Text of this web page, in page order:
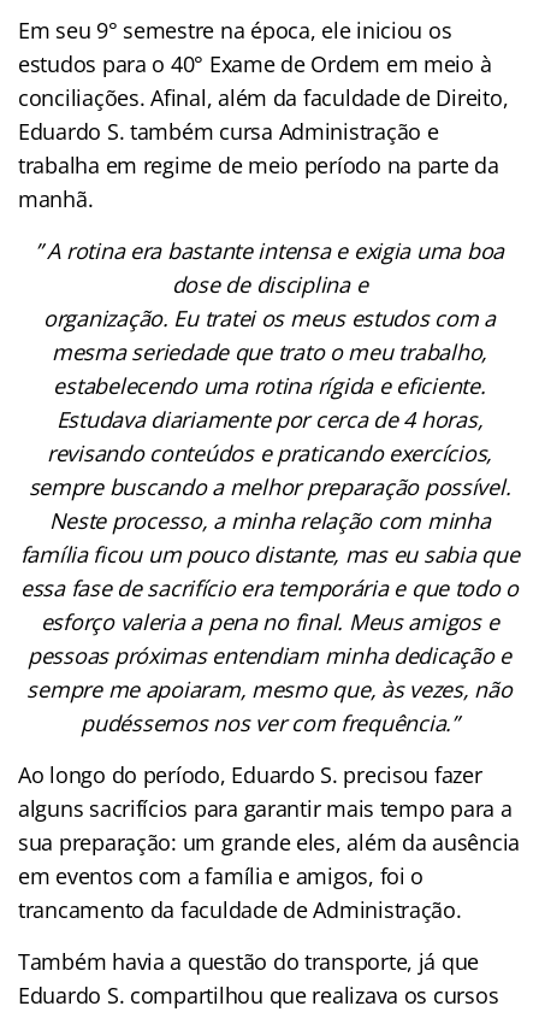
Em seu 9° semestre na época, ele iniciou os
estudos para o 40° Exame de Ordem em meio à
conciliações. Afinal, além da faculdade de Direito,
Eduardo S. também cursa Administração e
trabalha em regime de meio período na parte da
manhã.
” A rotina era bastante intensa e exigia uma boa
dose de disciplina e
organização. Eu tratei os meus estudos com a
mesma seriedade que trato o meu trabalho,
estabelecendo uma rotina rígida e eficiente.
Estudava diariamente por cerca de 4 horas,
revisando conteúdos e praticando exercícios,
sempre buscando a melhor preparação possível.
Neste processo, a minha relação com minha
família ficou um pouco distante, mas eu sabia que
essa fase de sacrifício era temporária e que todo o
esforço valeria a pena no final. Meus amigos e
pessoas próximas entendiam minha dedicação e
sempre me apoiaram, mesmo que, às vezes, não
pudéssemos nos ver com frequência.”
Ao longo do período, Eduardo S. precisou fazer
alguns sacrifícios para garantir mais tempo para a
sua preparação: um grande eles, além da ausência
em eventos com a família e amigos, foi o
trancamento da faculdade de Administração.
Também havia a questão do transporte, já que
Eduardo S. compartilhou que realizava os cursos